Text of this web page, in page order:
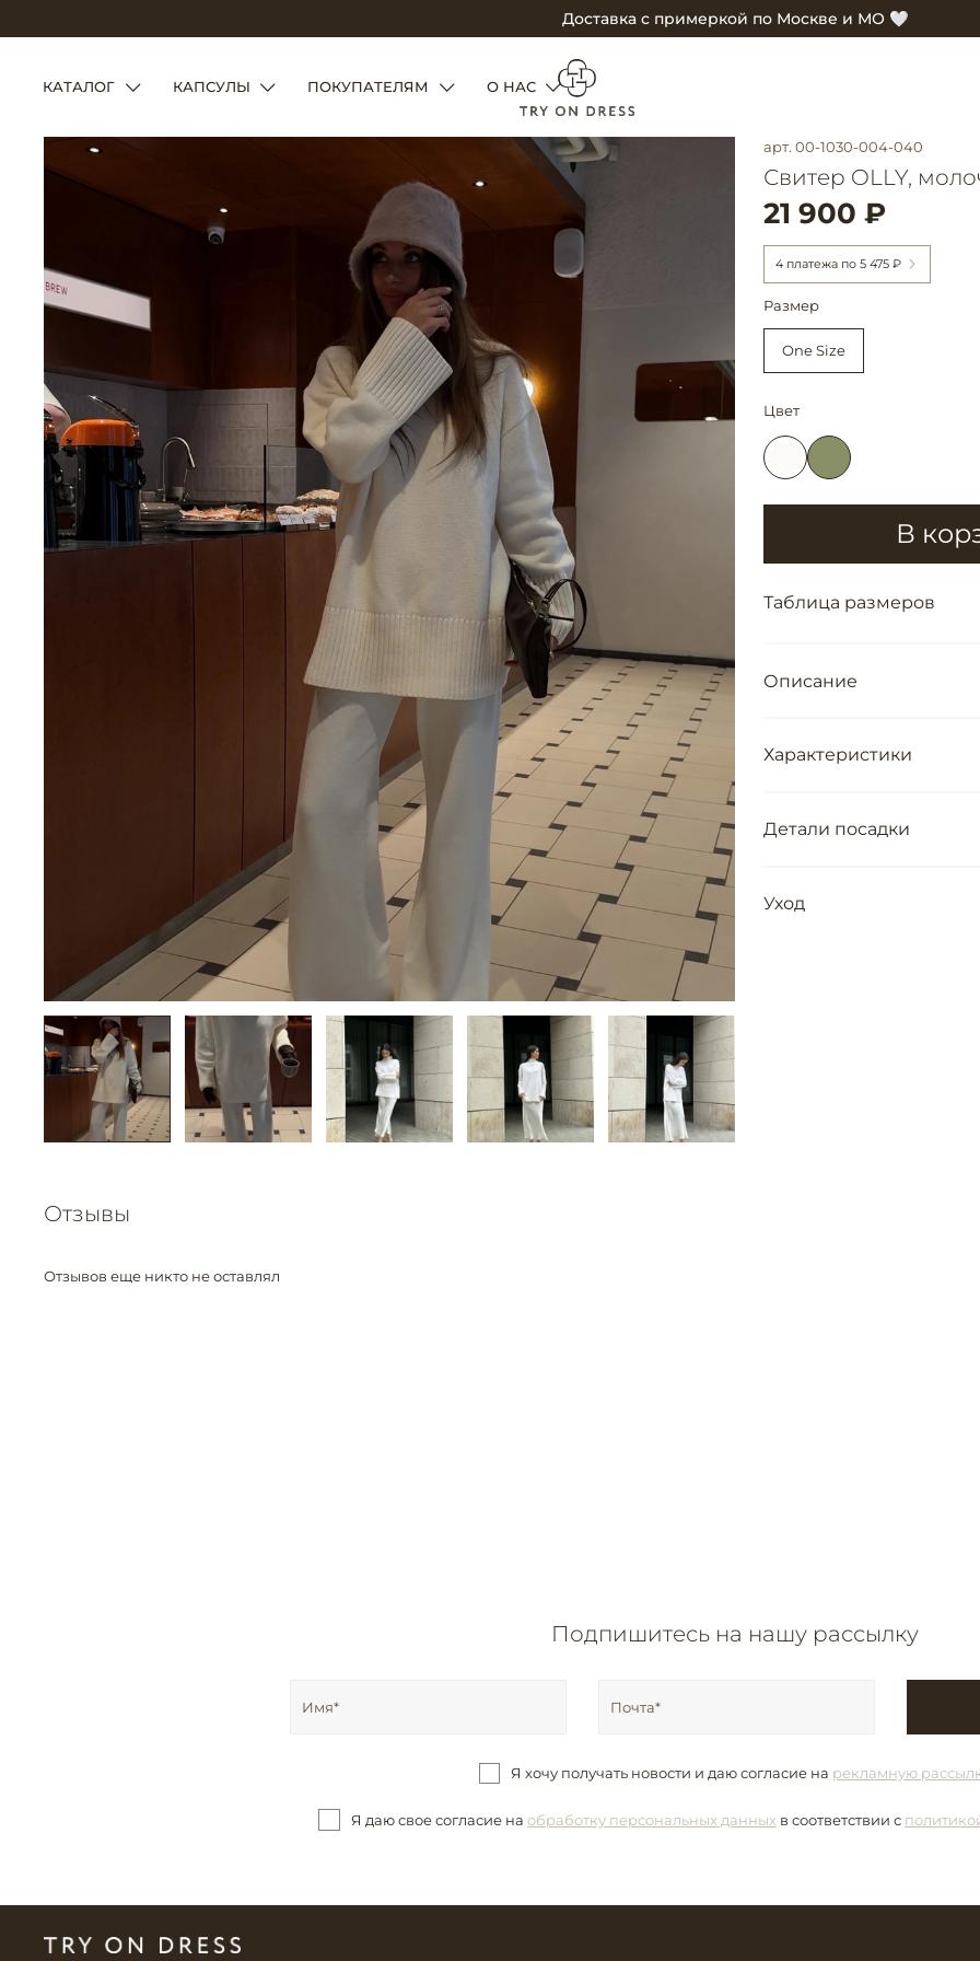
Доставка с примеркой по Москве и МО 🤍
КАТАЛОГ КАПСУЛЫ ПОКУПАТЕЛЯМ О НАС
арт. 00-1030-004-040
Свитер OLLY,
21 900 ₽
4 платежа по 5 475 ₽
В
Размер
One Size
Цвет
Таблица размеров
Описание
Характеристики
Детали посадки
Уход
Отзывы
Отзывов еще никто не оставлял
Подпишитесь на нашу рассылку
Я хочу получать новости и даю согласие на рекламную
Я даю свое согласие на обработку персональных данных в соответствии с